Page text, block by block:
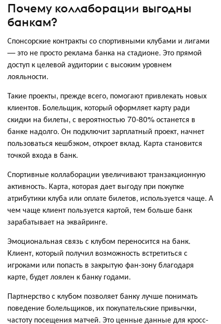
Почему коллаборации выгодны
банкам?
Спонсорские контракты со спортивными клубами и лигами
— это не просто реклама банка на стадионе. Это прямой
доступ к целевой аудитории с высоким уровнем
лояльности.
Такие проекты, прежде всего, помогают привлекать новых
клиентов. Болельщик, который оформляет карту ради
скидки на билеты, с вероятностью 70-80% останется в
банке надолго. Он подключит зарплатный проект, начнет
пользоваться кешбэком, откроет вклад. Карта становится
точкой входа в банк.
Спортивные коллаборации увеличивают транзакционную
активность. Карта, которая дает выгоду при покупке
атрибутики клуба или оплате билетов, используется чаще. А
чем чаще клиент пользуется картой, тем больше банк
зарабатывает на эквайринге.
Эмоциональная связь с клубом переносится на банк.
Клиент, который получил возможность встретиться с
игроками или попасть в закрытую фан-зону благодаря
карте, будет лоялен к банку годами.
Партнерство с клубом позволяет банку лучше понимать
поведение болельщиков, их покупательские привычки,
частоту посещения матчей. Это ценные данные для кросс-